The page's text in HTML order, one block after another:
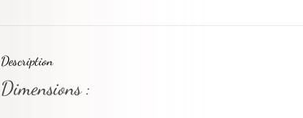
Description
Dimensions :